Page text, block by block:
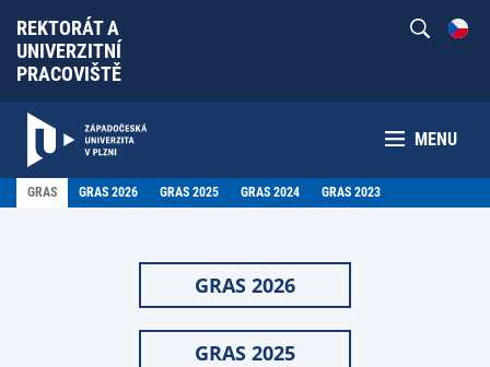
REKTORÁT A
UNIVERZITNÍ
PRACOVIŠTĚ
MENU
GRAS GRAS 2026 GRAS 2025 GRAS 2024 GRAS 2023
GRAS 2026
GRAS 2025